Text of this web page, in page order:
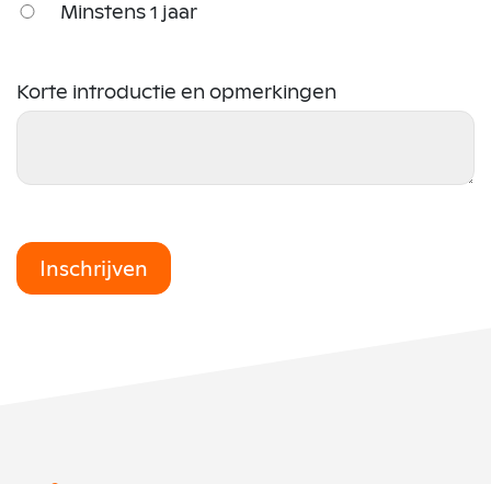
Minstens 1 jaar
Korte introductie en opmerkingen
Inschrijven